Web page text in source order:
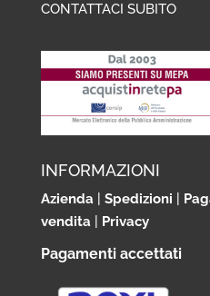
CONTATTACI SUBITO
INFORMAZIONI
Azienda| Spedizioni
vendita| Privacy
Pagamenti accettati